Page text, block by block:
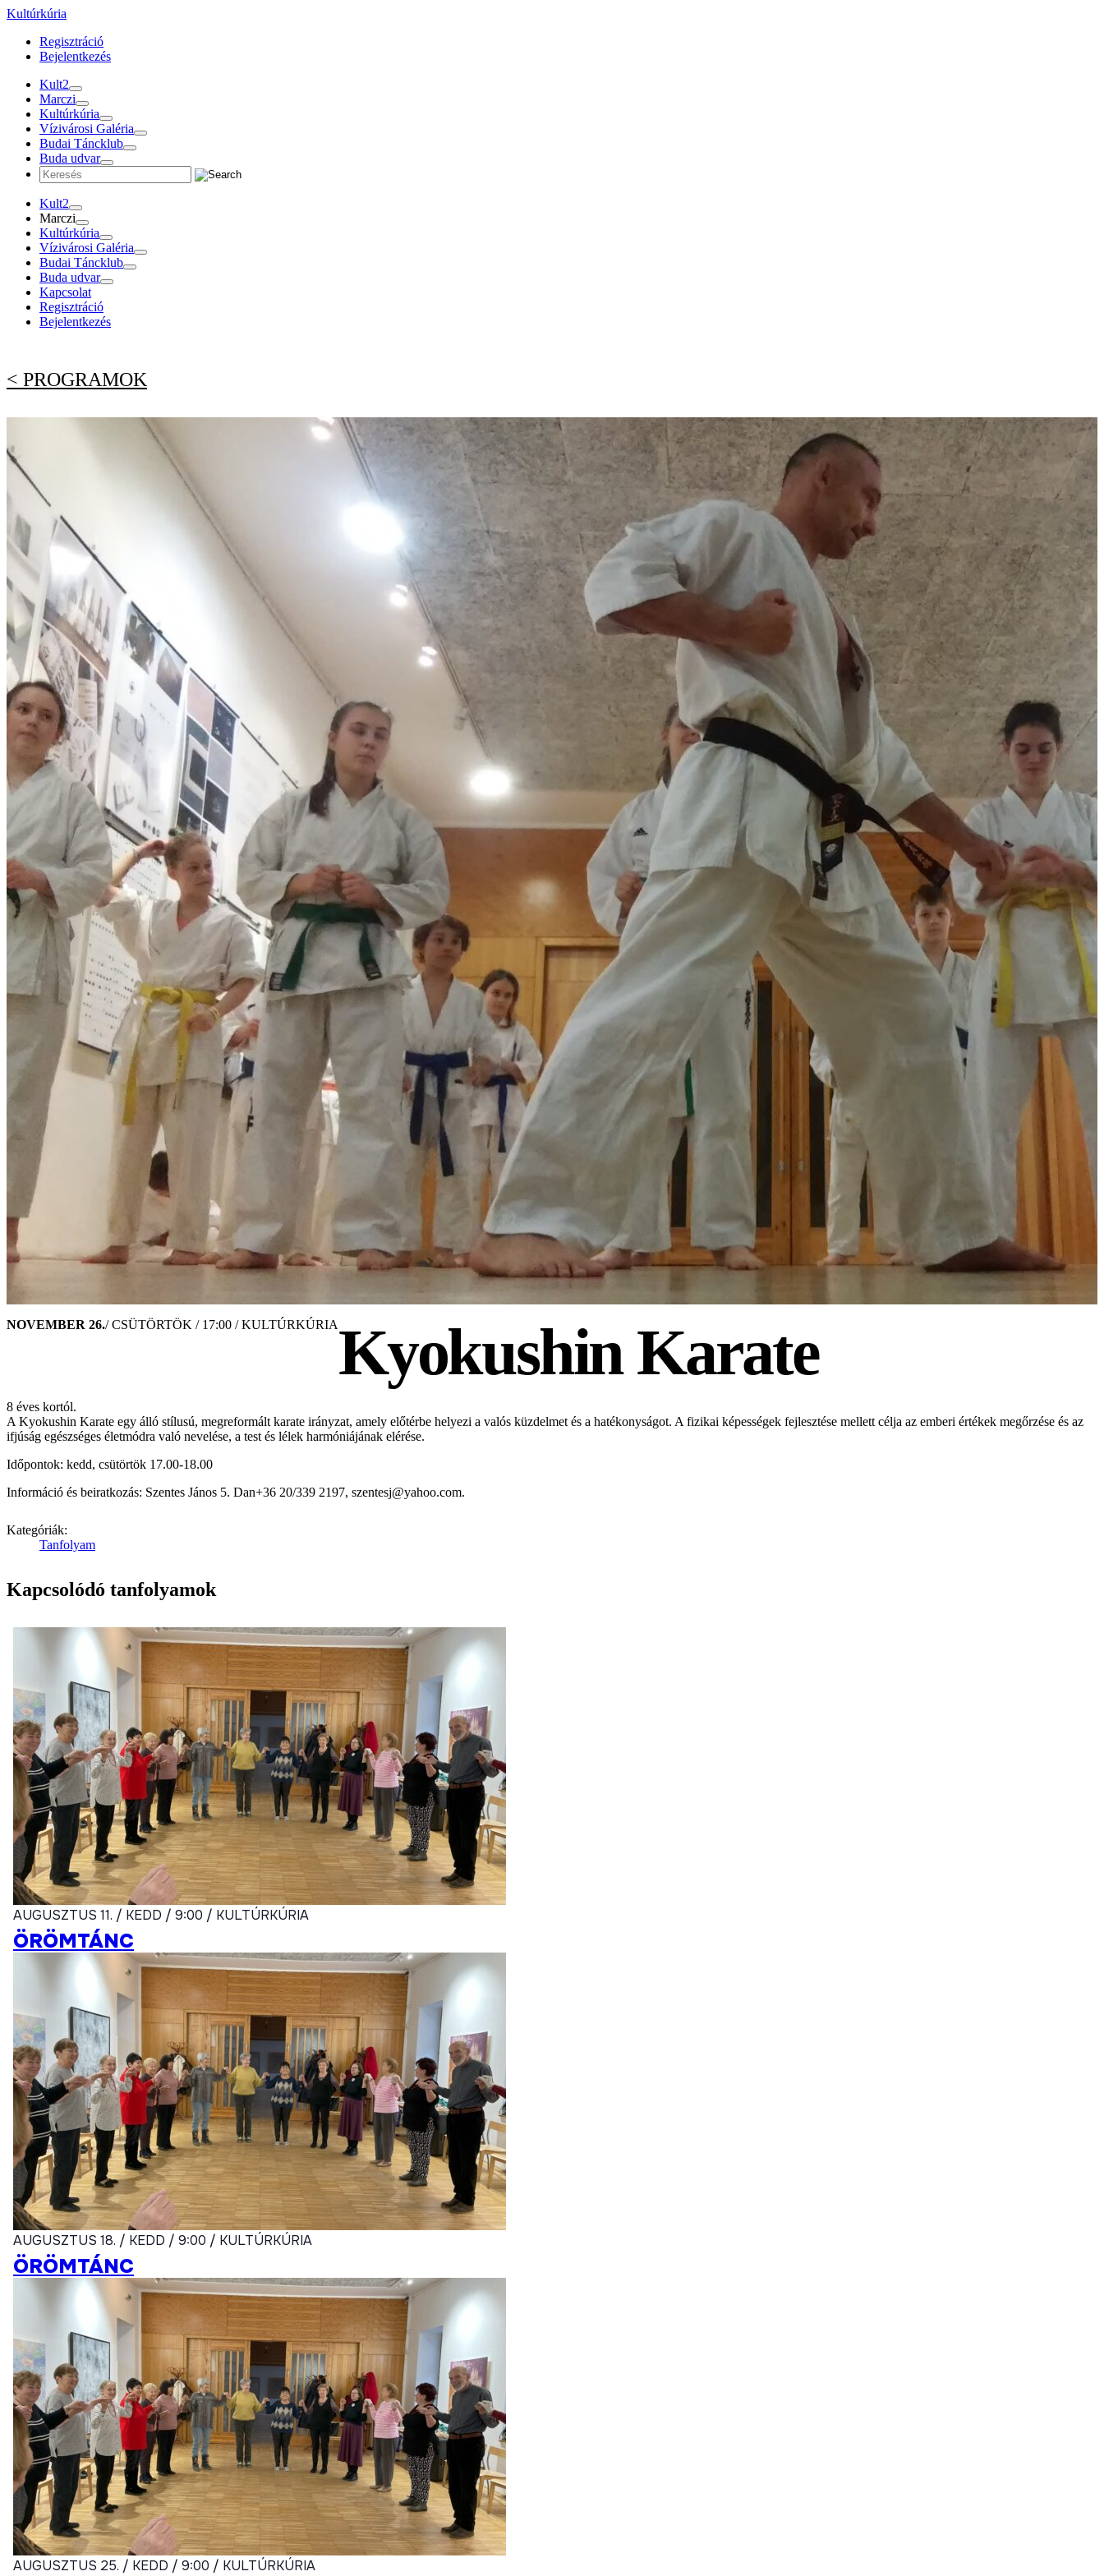
Tovább
tartalomra
Kultúrkúria
Regisztráció
Bejelentkezés
Kult2
Marczi
Kultúrkúria
Vízivárosi Galéria
Budai Táncklub
Buda udvar
Kult2
Marczi
Kultúrkúria
Vízivárosi Galéria
Budai Táncklub
Buda udvar
Kapcsolat
Regisztráció
Bejelentkezés
< PROGRAMOK
NOVEMBER 26./ CSÜTÖRTÖK / 17:00 / KULTÚRKÚRIAKyokushin Karate
8 éves kortól.
A Kyokushin Karate egy álló stílusú, megreformált karate irányzat, amely előtérbe helyezi a valós küzdelmet és a hatékonyságot. A fizikai képességek fejlesztése mellett célja az emberi értékek megőrzése és az
ifjúság egészséges életmódra való nevelése, a test és lélek harmóniájának elérése.
Időpontok: kedd, csütörtök 17.00-18.00
Információ és beiratkozás: Szentes János 5. Dan+36 20/339 2197, szentesj@yahoo.com.
Kategóriák:
Tanfolyam
Kapcsolódó tanfolyamok
AUGUSZTUS 11. / KEDD / 9:00 / KULTÚRKÚRIA
ÖRÖMTÁNC
AUGUSZTUS 18. / KEDD / 9:00 / KULTÚRKÚRIA
ÖRÖMTÁNC
AUGUSZTUS 25. / KEDD / 9:00 / KULTÚRKÚRIA